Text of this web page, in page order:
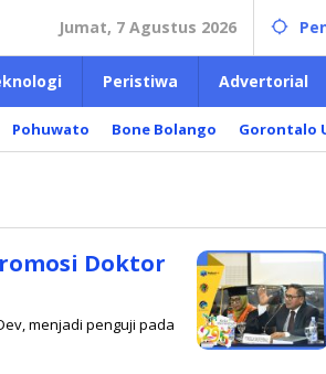
Jumat, 7 Agustus 2026
Peristiwa Advertorial
Pohuwato Bone Bolango Gorontalo
Doktor
menjadi penguji pada